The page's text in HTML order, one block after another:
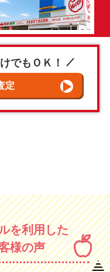
でもＯＫ！
を利用した
様の声